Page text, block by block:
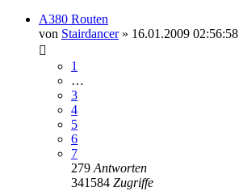
A380 Routen
von Stairdancer» 16.01.2009 02:56:58
1
…
3
4
5
6
7
279 Antworten
341584 Zugriffe